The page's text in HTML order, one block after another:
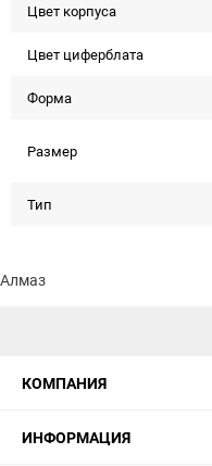
Цвет корпуса
Цвет циферблата
Форма
Размер
Тип
Алмаз
КОМПАНИЯ
ИНФОРМАЦИЯ